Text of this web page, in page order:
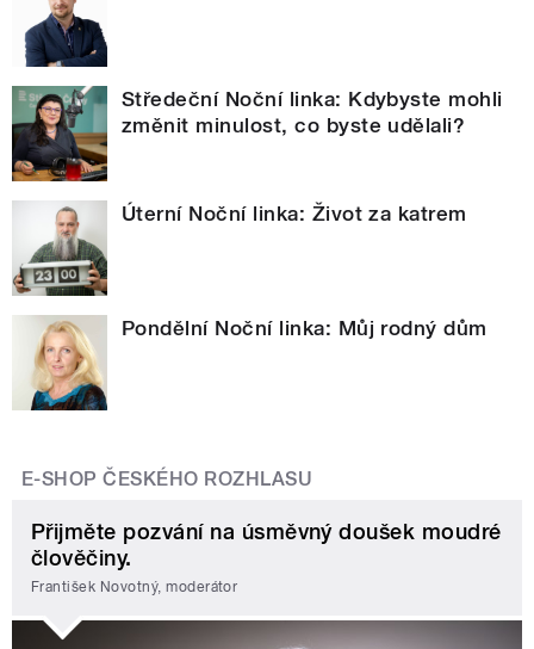
Středeční Noční linka: Kdybyste mohli
změnit minulost, co byste udělali?
Úterní Noční linka: Život za katrem
Pondělní Noční linka: Můj rodný dům
E-SHOP ČESKÉHO ROZHLASU
Přijměte pozvání na úsměvný doušek moudré
člověčiny.
František Novotný, moderátor